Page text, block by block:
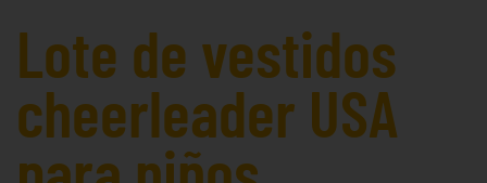
Lote de vestidos
cheerleader USA